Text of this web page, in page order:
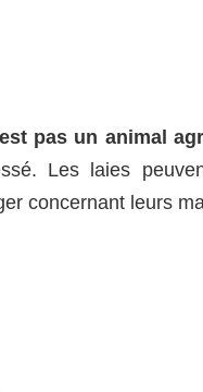
pas un animal
Les laies
concernant leurs